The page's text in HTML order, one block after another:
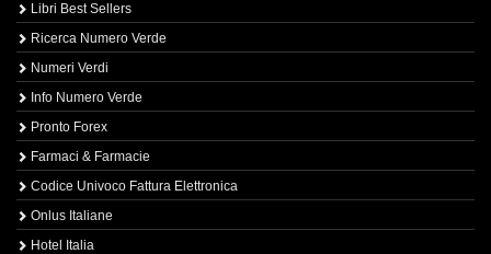
Libri Best Sellers
Ricerca Numero Verde
Numeri Verdi
Info Numero Verde
Pronto Forex
Farmaci & Farmacie
Codice Univoco Fattura Elettronica
Onlus Italiane
Hotel Italia